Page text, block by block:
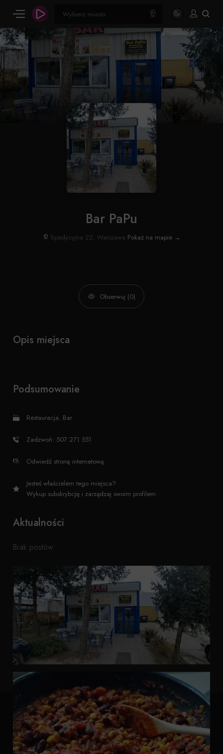
Bar PaPu
Spedycyjna 22, Warszawa Pokaż na mapie →
Obserwuj (0)
Opis miejsca
Podsumowanie
Restauracja, Bar
Zadzwoń: 507 271 551
Odwiedź stronę internetową
Jesteś właścielem tego miejsca?
Wykup subskrybcję i zarządzaj swoim profilem
Aktualności
Brak postów